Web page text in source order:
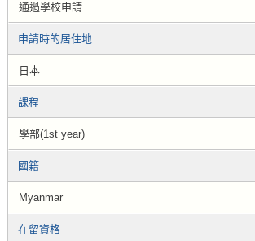
通過學校申請
申請時的居住地
日本
課程
學部(1st year)
國籍
Myanmar
在留資格